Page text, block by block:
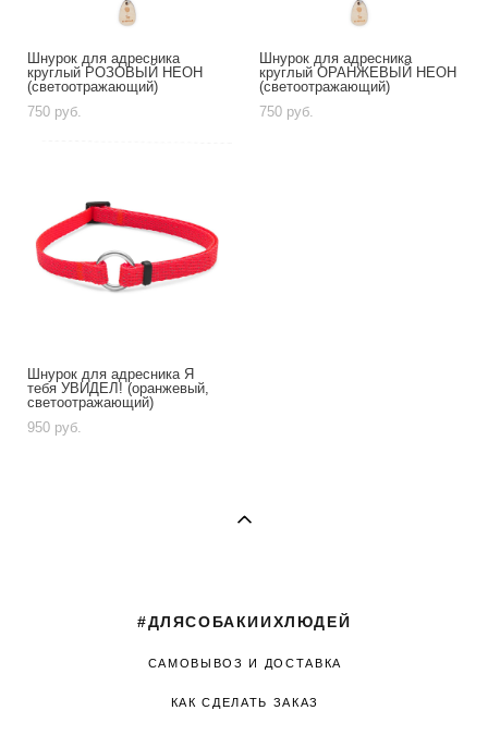
Шнурок для адресника
круглый РОЗОВЫЙ НЕОН
(светоотражающий)
750 pуб.
Шнурок для адресника
круглый ОРАНЖЕВЫЙ НЕОН
(светоотражающий)
750 pуб.
Шнурок для адресника Я
тебя УВИДЕЛ! (оранжевый,
светоотражающий)
950 pуб.
#ДЛЯСОБАКИИХЛЮДЕЙ
САМОВЫВОЗ И ДОСТАВКА
КАК СДЕЛАТЬ ЗАКАЗ